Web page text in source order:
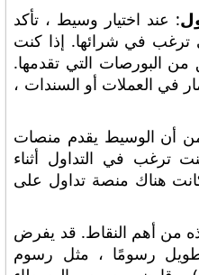
: عند اختيار وسيط ، تأكد
ترغب في شرائها. إذا كنت
البورصات التي تقدمها.
في العملات أو السندات ،
أن الوسيط يقدم منصات
ترغب في التداول أثناء
هناك منصة تداول على
من أهم النقاط. قد يفرض
رسومًا ، مثل رسوم